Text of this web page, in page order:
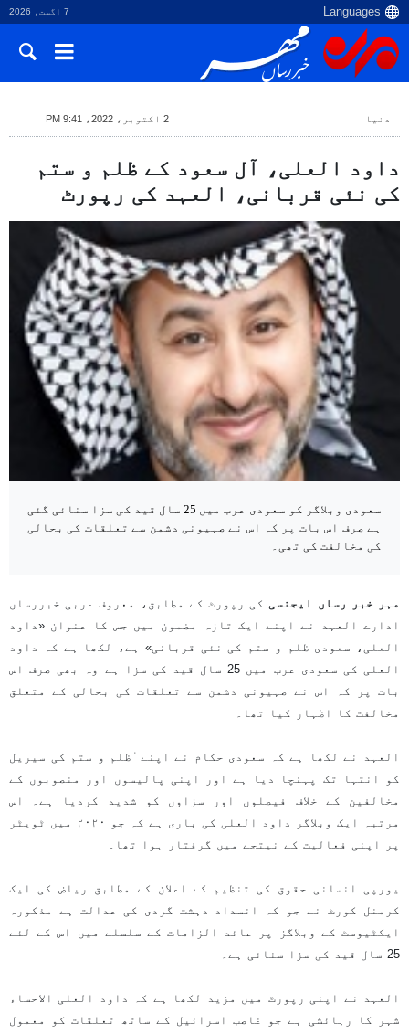
7 اگست، 2026
دنیا 2 اکتوبر، 2022، 9:41 PM
داود العلی، آل سعود کے ظلم و ستم
کی نئی قربانی، العہد کی رپورٹ
سعودی وبلاگر کو سعودی عرب میں 25 سال قید کی سزا سنائی گئی
ہے صرف اس بات پر کہ اس نے صہیونی دشمن سے تعلقات کی بحالی
کی مخالفت کی تھی۔
مہر خبر رساں ایجنسیکی رپورٹ کے مطابق، معروف عربی خبررساں
ادارے العہد نے اپنے ایک تازہ مضمون میں جس کا عنوان «داود
العلی، سعودی ظلم و ستم کی نئی قربانی» ہے، لکھا ہے کہ داود
العلی کی سعودی عرب میں 25 سال قید کی سزا ہے وہ بھی صرف اس
بات پر کہ اس نے صہیونی دشمن سے تعلقات کی بحالی کے متعلق
مخالفت کا اظہار کیا تھا۔
العہد نے لکھا ہے کہ سعودی حکام نے اپنے ٰظلم و ستم کی سیریل
کو انتہا تک پہنچا دیا ہے اور اپنی پالیسوں اور منصوبوں کے
مخالفین کے خلاف فیصلوں اور سزاوں کو شدید کردیا ہے۔ اس
مرتبہ ایک وبلاگر داود العلی کی باری ہے کہ جو ۲۰۲۰ میں ٹویٹر
پر اپنی فعالیت کے نیتجے میں گرفتار ہوا تھا۔
یورپی انسانی حقوق کی تنظیم کے اعلان کے مطابق ریاض کی ایک
کرمنل کورٹ نے جو کہ انسداد دہشت گردی کی عدالت ہے مذکورہ
ایکٹیوسٹ کے وبلاگز پر عائد الزامات کے سلسلے میں اس کے لئے
25 سال قید کی سزا سنائی ہے۔
العہد نے اپنی رپورٹ میں مزید لکھا ہے کہ داود العلی الاحساء
شہر کا رہائشی ہے جو غاصب اسرائیل کے ساتھ تعلقات کو معمول